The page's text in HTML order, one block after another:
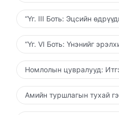
“Үг. III Боть: Эцсийн
“Үг. VI Боть: Үнэнийг
Номлолын цувралууд:
Амийн туршлагын тухай